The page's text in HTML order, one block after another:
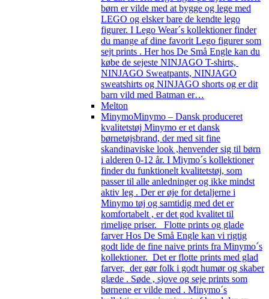
børn er vilde med at bygge og lege med
LEGO og elsker bare de kendte lego
figurer. I Lego Wear´s kollektioner finder
du mange af dine favorit Lego figurer som
sejt prints . Her hos De Små Engle kan du
købe de sejeste NINJAGO T-shirts,
NINJAGO Sweatpants, NINJAGO
sweatshirts og NINJAGO shorts og er dit
barn vild med Batman er…
Melton
MinymoMinymo – Dansk produceret
kvalitetstøj Minymo er et dansk
børnetøjsbrand, der med sit fine
skandinaviske look ,henvender sig til børn
i alderen 0-12 år. I Miymo´s kollektioner
finder du funktionelt kvalitetstøj, som
passer til alle anledninger og ikke mindst
aktiv leg . Der er øje for detaljerne i
Minymo tøj og samtidig med det er
komfortabelt , er det god kvalitet til
rimelige priser. Flotte prints og glade
farver Hos De Små Engle kan vi rigtig
godt lide de fine naive prints fra Minymo´s
kollektioner. Det er flotte prints med glad
farver, der gør folk i godt humør og skaber
glæde . Søde , sjove og seje prints som
børnene er vilde med . Minymo´s